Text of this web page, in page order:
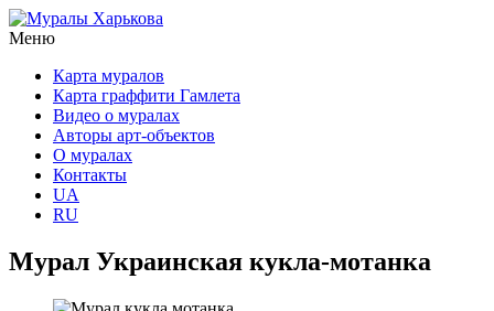
Меню
Карта муралов
Карта граффити Гамлета
Видео о муралах
Авторы арт-объектов
О муралах
Контакты
UA
RU
Мурал Украинская кукла-мотанка